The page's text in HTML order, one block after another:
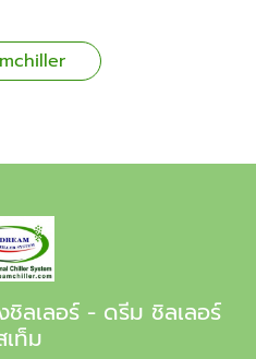
ลเลอร์ - ดรีม ชิลเลอร์
เท็ม